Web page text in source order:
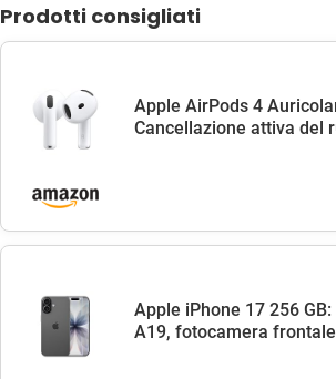
Prodotti consigliati
Apple AirPods 4
Cancellazione attiva del
Apple iPhone 17 256
A19, fotocamera